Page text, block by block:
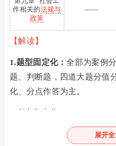
作相关的法规与
政策
——
【解读】
1.题型固定化：全部为案例
题、判断题，四道大题分值
化、分点作答为主。
2.考点集中化
（1）三大直接方法：个案
展开